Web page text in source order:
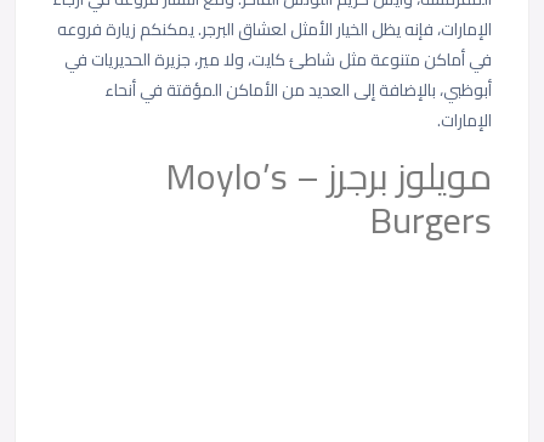
الإمارات، فإنه يظل الخيار الأمثل لعشاق البرجر. يمكنكم زيارة فروعه
في أماكن متنوعة مثل شاطئ كايت، ولا مير، جزيرة الحديريات في
أبوظبي، بالإضافة إلى العديد من الأماكن المؤقتة في أنحاء
الإمارات.
مويلوز برجرز – Moylo’s
Burgers